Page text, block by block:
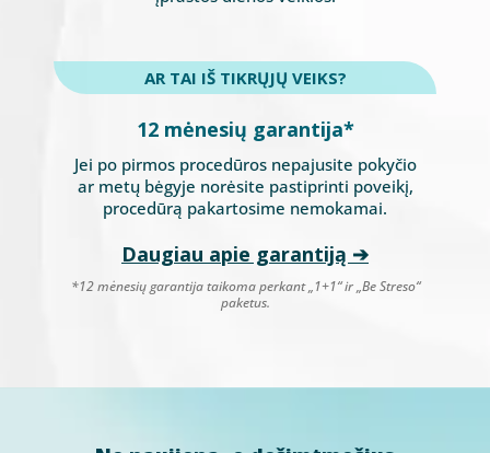
AR TAI IŠ TIKRŲJŲ VEIKS?
12 mėnesių garantija*
Jei po pirmos procedūros nepajusite pokyčio
ar metų bėgyje norėsite pastiprinti poveikį,
procedūrą pakartosime nemokamai.
Daugiau apie garantiją ➔
*12 mėnesių garantija taikoma perkant „1+1“ ir „Be Streso“
paketus.